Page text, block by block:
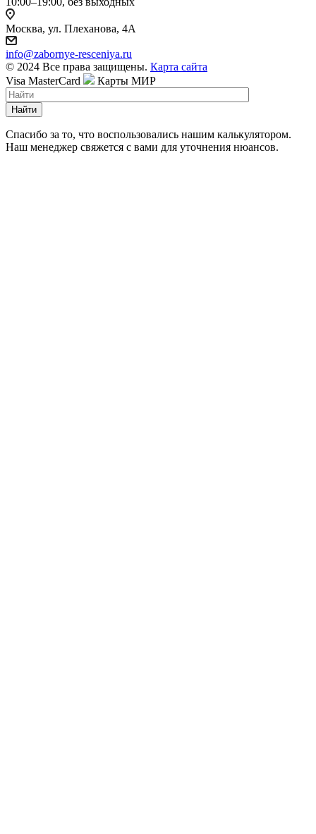
Москва, ул. Плеханова, 4А
info@zabornye-resceniya.ru
© 2024 Все права защищены. Карта сайта
Visa MasterCard Карты МИР
Найти
Спасибо за то, что воспользовались нашим калькулятором.
Наш менеджер свяжется с вами для уточнения нюансов.